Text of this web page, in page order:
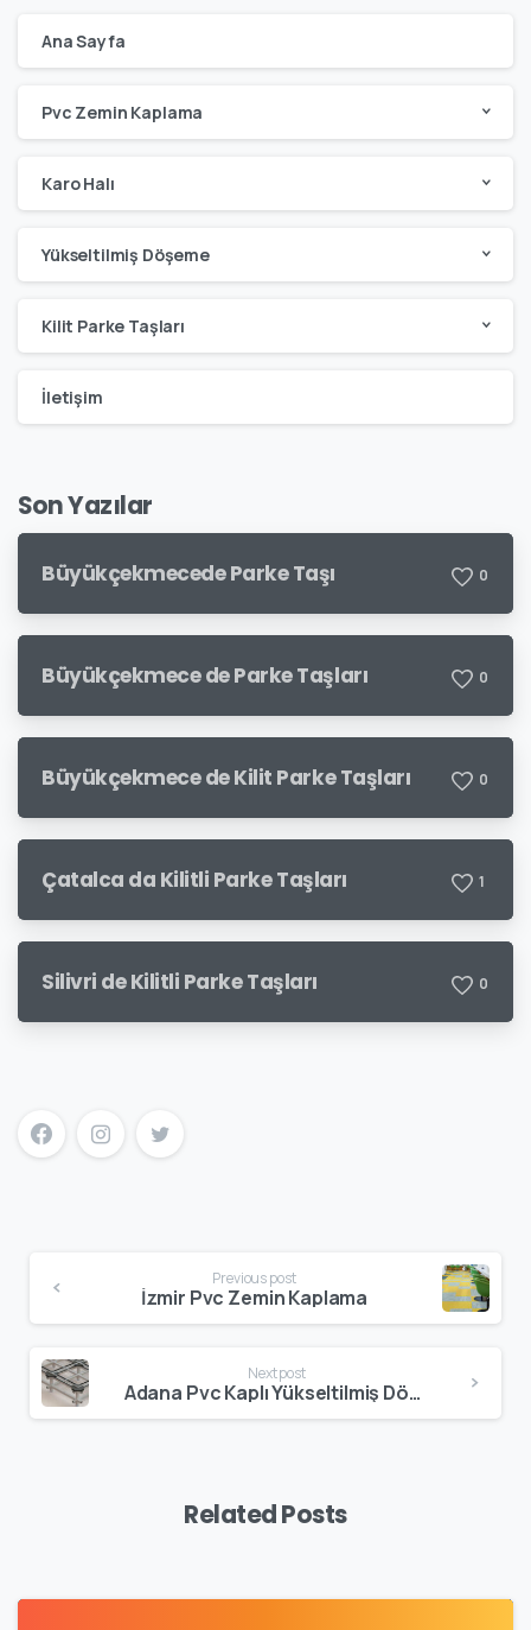
Ana Sayfa
Pvc Zemin Kaplama
Karo Halı
Yükseltilmiş Döşeme
Kilit Parke Taşları
İletişim
Son Yazılar
Büyükçekmecede Parke Taşı 0
Büyükçekmece de Parke Taşları 0
Büyükçekmece de Kilit Parke Taşları 0
Çatalca da Kilitli Parke Taşları 1
Silivri de Kilitli Parke Taşları 0
Previous post
İzmir Pvc Zemin Kaplama
Next post
Adana Pvc Kaplı Yükseltilmiş Döşeme
Related Posts